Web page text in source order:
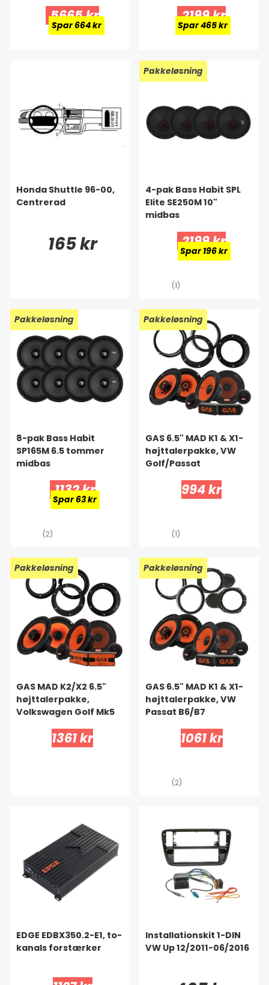
5665 kr
Spar 664 kr
2199 kr
Spar 465 kr
Honda Shuttle 96-00,
Centrerad
165 kr
Pakkeløsning
4-pak Bass Habit SPL
Elite SE250M 10"
midbas
2199 kr
Spar 196 kr
(1)
Pakkeløsning
8-pak Bass Habit
SP165M 6.5 tommer
midbas
1132 kr
Spar 63 kr
(2)
Pakkeløsning
GAS 6.5" MAD K1 & X1-
højttalerpakke, VW
Golf/Passat
994 kr
(1)
Pakkeløsning
GAS MAD K2/X2 6.5"
højttalerpakke,
Volkswagen Golf Mk5
1361 kr
Pakkeløsning
GAS 6.5" MAD K1 & X1-
højttalerpakke, VW
Passat B6/B7
1061 kr
(2)
EDGE EDBX350.2-E1, to-
kanals forstærker
Installationskit 1-DIN
VW Up 12/2011-06/2016